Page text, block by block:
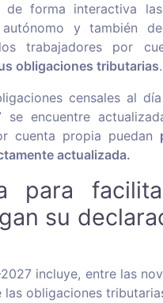
de forma interactiva
y también
trabajadores por
obligaciones tributarias.
censales al
encuentre
cuenta propia puedan
actualizada.
para
su
incluye, entre las
obligaciones